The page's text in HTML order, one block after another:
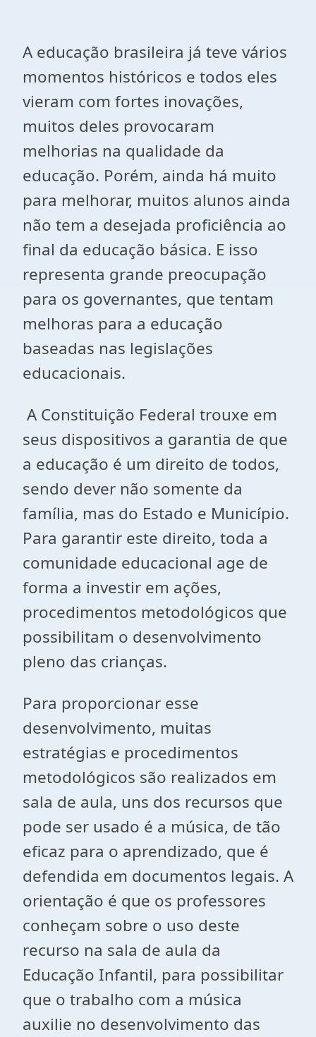
A educação brasileira já teve vários
momentos históricos e todos eles
vieram com fortes inovações,
muitos deles provocaram
melhorias na qualidade da
educação. Porém, ainda há muito
para melhorar, muitos alunos ainda
não tem a desejada proficiência ao
final da educação básica. E isso
representa grande preocupação
para os governantes, que tentam
melhoras para a educação
baseadas nas legislações
educacionais.
A Constituição Federal trouxe em
seus dispositivos a garantia de que
a educação é um direito de todos,
sendo dever não somente da
família, mas do Estado e Município.
Para garantir este direito, toda a
comunidade educacional age de
forma a investir em ações,
procedimentos metodológicos que
possibilitam o desenvolvimento
pleno das crianças.
Para proporcionar esse
desenvolvimento, muitas
estratégias e procedimentos
metodológicos são realizados em
sala de aula, uns dos recursos que
pode ser usado é a música, de tão
eficaz para o aprendizado, que é
defendida em documentos legais. A
orientação é que os professores
conheçam sobre o uso deste
recurso na sala de aula da
Educação Infantil, para possibilitar
que o trabalho com a música
auxilie no desenvolvimento das